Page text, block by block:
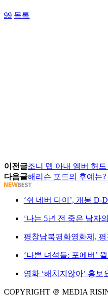
99 목록
이전글조니 뎁 아내 엠버 허
다음글해리슨 포드의 후예는
‘쉬 네버 다이’, 개봉 D-
‘나는 5년 전 죽은 남자
평창남북평화영화제,
‘나쁜 녀석들: 포에버’
영화 ‘해치지않아’ 홍
COPYRIGHT ＠ MEDIA